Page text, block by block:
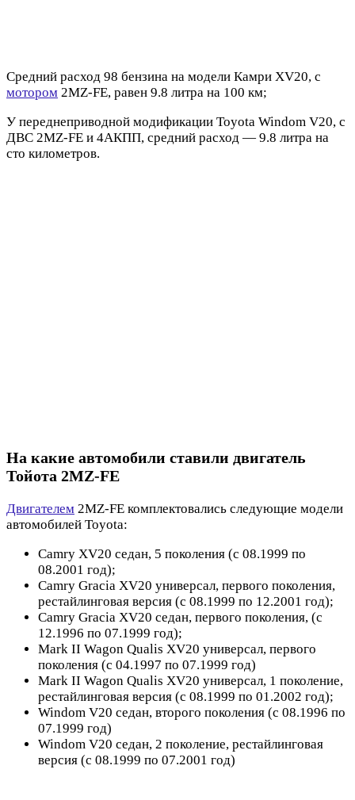
Средний расход 98 бензина на модели Камри XV20, c
мотором 2MZ-FE, равен 9.8 литра на 100 км;
У переднеприводной модификации Toyota Windom V20, с
ДВС 2MZ-FE и 4АКПП, средний расход — 9.8 литра на
сто километров.
На какие автомобили ставили двигатель
Тойота 2MZ-FE
Двигателем 2MZ-FE комплектовались следующие модели
автомобилей Toyota:
Camry XV20 седан, 5 поколения (с 08.1999 по
08.2001 год);
Camry Gracia XV20 универсал, первого поколения,
рестайлинговая версия (с 08.1999 по 12.2001 год);
Camry Gracia XV20 седан, первого поколения, (с
12.1996 по 07.1999 год);
Mark II Wagon Qualis XV20 универсал, первого
поколения (с 04.1997 по 07.1999 год)
Mark II Wagon Qualis XV20 универсал, 1 поколение,
рестайлинговая версия (с 08.1999 по 01.2002 год);
Windom V20 седан, второго поколения (с 08.1996 по
07.1999 год)
Windom V20 седан, 2 поколение, рестайлинговая
версия (с 08.1999 по 07.2001 год)